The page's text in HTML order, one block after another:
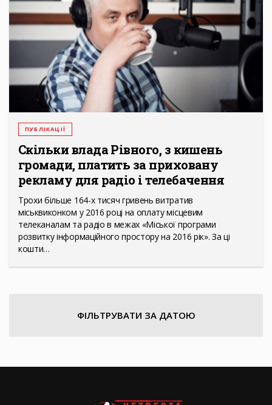
ПУБЛІКАЦІЇ
Скільки влада Рівного, з кишень
громади, платить за приховану
рекламу для радіо і телебачення
Трохи більше 164-х тисяч гривень витратив
міськвиконком у 2016 році на оплату місцевим
телеканалам та радіо в межах «Міської програми
розвитку інформаційного простору на 2016 рік». За ці
кошти…
ФІЛЬТРУВАТИ ЗА ДАТОЮ